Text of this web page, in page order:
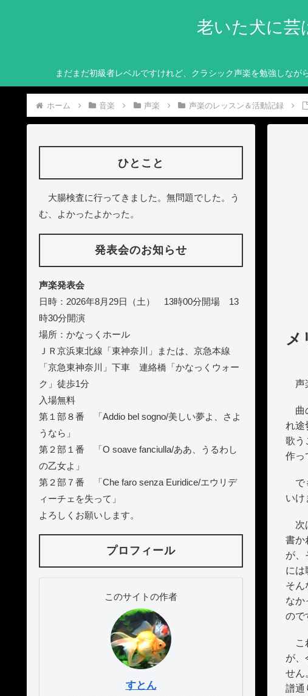
老いた犬に
まだまだ初級者レベルですけれど、クラシック声楽を勉強しな
ホーム 音楽 声楽 声楽のレッスン＆活動記録
メ
声
曲
れ途
歌う
作っ
で
いけ
次
書か
が、
には
そん
なか
ので
こ
が、
せん
譜通
ひとこと
大腸検査に行ってきました。無問題でした。う
む、よかったよかった。
発表会のお知らせ
声楽発表会
日時：2026年8月29日（土） 13時00分開場 13
時30分開演
場所：かなっくホール
ＪＲ京浜東北線「東神奈川」または、京急本線
「京急東神奈川」下車 連絡橋「かなっくウォー
ク」徒歩1分
入場無料
第１部８番 「Addio bel sogno/美しい夢よ、さよ
うなら」
第２部１番 「O soave fanciulla/ああ、うるわし
の乙女よ」
第２部７番 「Che faro senza Euridice/エウリデ
ィーチェを失って」
よろしくお願いします。
プロフィール
このサイトの作者
すとん